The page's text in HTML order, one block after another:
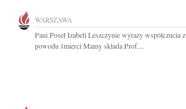
WARSZAWA
Pani Poseł Izabeli Leszczynie wyrazy współczucia z
powodu śmierci Mamy składa Prof....